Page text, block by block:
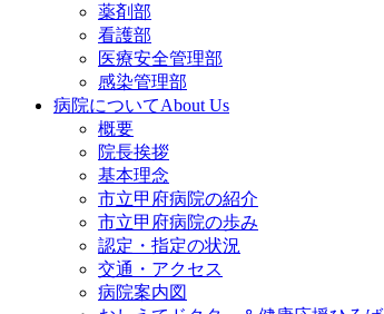
薬剤部
看護部
医療安全管理部
感染管理部
病院についてAbout Us
概要
院長挨拶
基本理念
市立甲府病院の紹介
市立甲府病院の歩み
認定・指定の状況
交通・アクセス
病院案内図